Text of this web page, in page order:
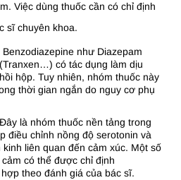
Việc dùng thuốc cần có chỉ định
sĩ chuyên khoa.
Benzodiazepine như Diazepam
có tác dụng làm dịu
hộp. Tuy nhiên, nhóm thuốc này
thời gian ngắn do nguy cơ phụ
là nhóm thuốc nền tảng trong
điều chỉnh nồng độ serotonin và
liên quan đến cảm xúc. Một số
có thể được chỉ định
theo đánh giá của bác sĩ.